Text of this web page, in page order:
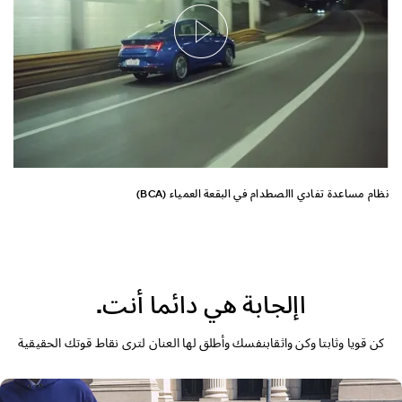
نظام مساعدة تفادي االصطدام في البقعة العمياء (BCA)
اإلجابة هي دائما أنت.
كن قويا وثابتا وكن واثقابنفسك وأطلق لها العنان لترى نقاط قوتك الحقيقية